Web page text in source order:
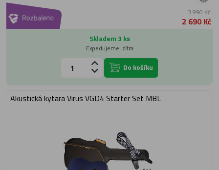
Rozbaleno
3 990 Kč
2 690 Kč
Skladem 3 ks
Expedujeme: zítra
Do košíku
Akustická kytara Virus VGD4 Starter Set MBL